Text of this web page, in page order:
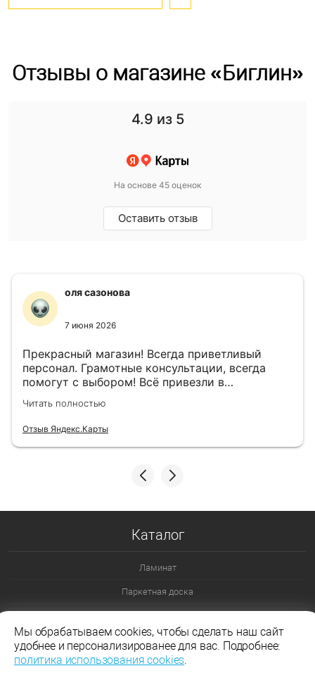
Отзывы о магазине «Биглин»
4.9 из 5
На основе 45 оценок
Оставить отзыв
оля сазонова
7 июня 2026
Прекрасный магазин! Всегда приветливый
персонал. Грамотные консультации, всегда
помогут с выбором! Всё привезли в
назначенный день!
Читать полностью
Отзыв Яндекс.Карты
Каталог
Ламинат
Паркетная доска
Ламинат 33 класс
Ламинат Эггер
Мы обрабатываем cookies, чтобы сделать наш сайт
удобнее и персонализированее для вас. Подробнее:
политика использования cookies.